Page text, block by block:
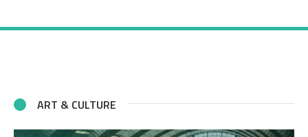
ART & CULTURE